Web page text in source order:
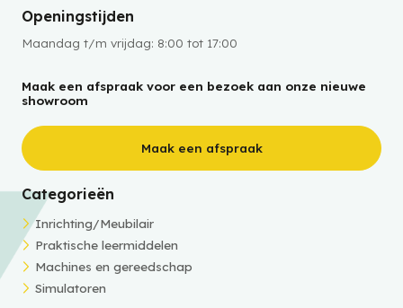
Openingstijden
Maandag t/m vrijdag: 8:00 tot 17:00
Maak een afspraak voor een bezoek aan onze nieuwe
showroom
Maak een afspraak
Categorieën
Inrichting/Meubilair
Praktische leermiddelen
Machines en gereedschap
Simulatoren